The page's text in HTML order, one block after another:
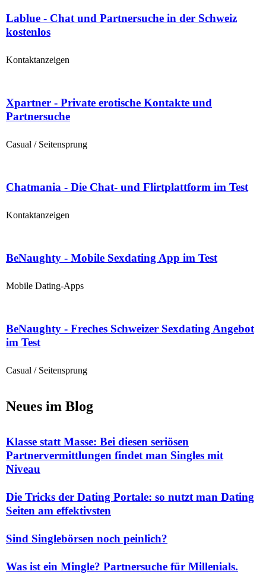
Lablue - Chat und Partnersuche in der Schweiz
kostenlos
Kontaktanzeigen
Xpartner - Private erotische Kontakte und
Partnersuche
Casual / Seitensprung
Chatmania - Die Chat- und Flirtplattform im Test
Kontaktanzeigen
BeNaughty - Mobile Sexdating App im Test
Mobile Dating-Apps
BeNaughty - Freches Schweizer Sexdating Angebot
im Test
Casual / Seitensprung
Neues im Blog
Klasse statt Masse: Bei diesen seriösen
Partnervermittlungen findet man Singles mit
Niveau
Die Tricks der Dating Portale: so nutzt man Dating
Seiten am effektivsten
Sind Singlebörsen noch peinlich?
Was ist ein Mingle? Partnersuche für Millenials.